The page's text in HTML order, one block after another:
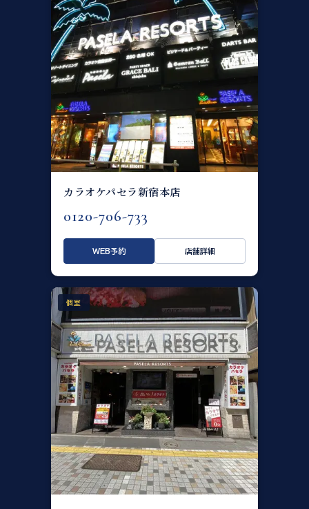
カラオケパセラ新宿本店
0120-706-733
WEB予約 店舗詳細
個室